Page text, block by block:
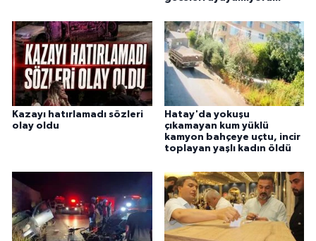
Kazayı hatırlamadı sözleri
olay oldu
Hatay'da yokuşu
çıkamayan kum yüklü
kamyon bahçeye uçtu, incir
toplayan yaşlı kadın öldü